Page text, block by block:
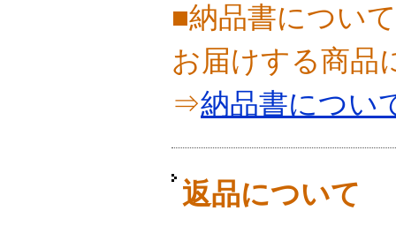
■納品書について
お届けする商品
⇒納品書につい
返品について